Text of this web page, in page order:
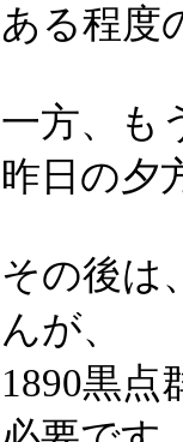
ある程度
一方、も
昨日の夕
その後は
んが、
1890黒